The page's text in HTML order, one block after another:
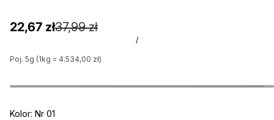
22,67 zł37,99 zł
/
Poj. 5g (1kg = 4.534,00 zł)
Kolor: Nr 01